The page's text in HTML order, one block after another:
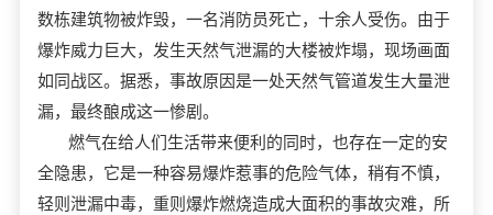
数栋建筑物被炸毁，一名消防员死亡，十余人受伤。由于
爆炸威力巨大，发生天然气泄漏的大楼被炸塌，现场画面
如同战区。据悉，事故原因是一处天然气管道发生大量泄
漏，最终酿成这一惨剧。
燃气在给人们生活带来便利的同时，也存在一定的安
全隐患，它是一种容易爆炸惹事的危险气体，稍有不慎，
轻则泄漏中毒，重则爆炸燃烧造成大面积的事故灾难，所